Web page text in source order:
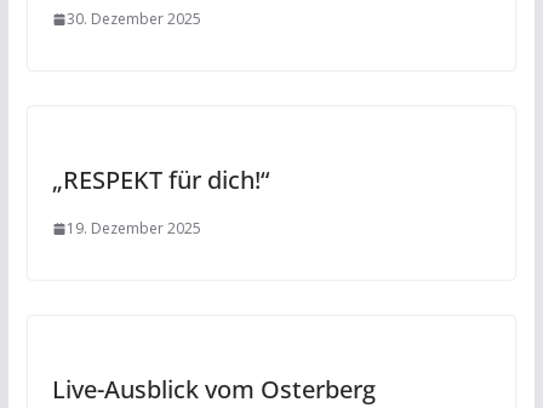
30. Dezember 2025
„RESPEKT für dich!“
19. Dezember 2025
Live-Ausblick vom Osterberg